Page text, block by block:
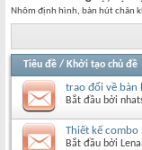
Nhôm định hình, bàn hút chân
Tiêu đề / Khởi tạo chủ đề
trao đổi về bàn
Bắt đầu bởi
Thiết kế combo
Bắt đầu bởi